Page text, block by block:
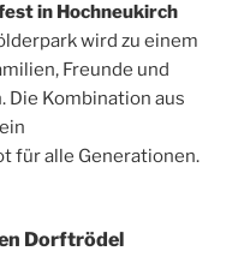
in Hochneukirch
wird zu einem
Freunde und
Die Kombination aus
für alle Generationen.
Dorftrödel